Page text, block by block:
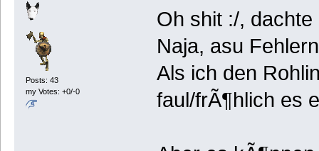
Posts: 43
my Votes: +0/-0
Oh shit :/,
Naja, asu
Als ich den
faul/frÃ¶hlich es